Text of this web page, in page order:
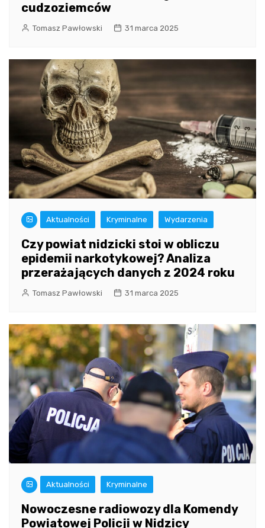
cudzoziemców
Tomasz Pawłowski 31 marca 2025
Aktualności Kryminalne Wydarzenia
Czy powiat nidzicki stoi w obliczu
epidemii narkotykowej? Analiza
przerażających danych z 2024 roku
Tomasz Pawłowski 31 marca 2025
Aktualności Kryminalne
Nowoczesne radiowozy dla Komendy
Powiatowej Policji w Nidzicy